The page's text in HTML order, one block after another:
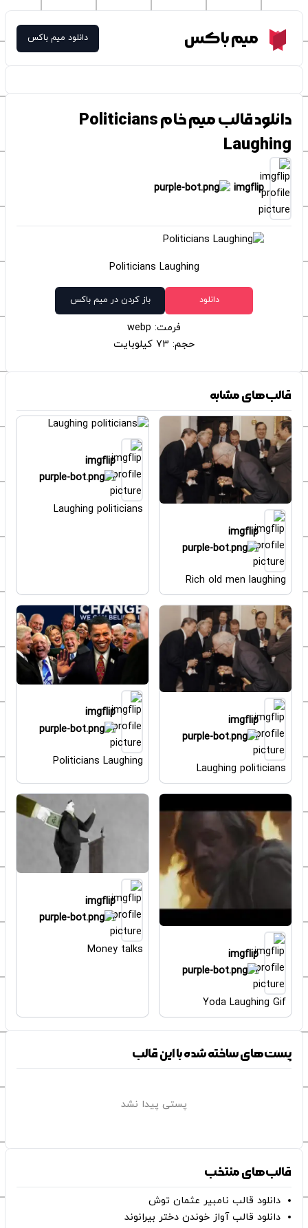
Meme Boxمیم باکس دانلود میم باکس
دانلود قالب میم خام Politicians
Laughing
imgflip
Politicians Laughing
دانلود باز کردن در میم باکس
فرمت: webp
حجم: 73 کیلوبایت
قالب‌های مشابه
imgflip
Rich old men laughing
imgflip
Laughing politicians
imgflip
Laughing politicians
imgflip
Politicians Laughing
imgflip
Yoda Laughing Gif
imgflip
Money talks
پست‌های ساخته شده با این قالب
پستی پیدا نشد
قالب‌های منتخب
دانلود قالب نامبیر عثمان ‌توش
دانلود قالب آواز خوندن دختر بیرانوند